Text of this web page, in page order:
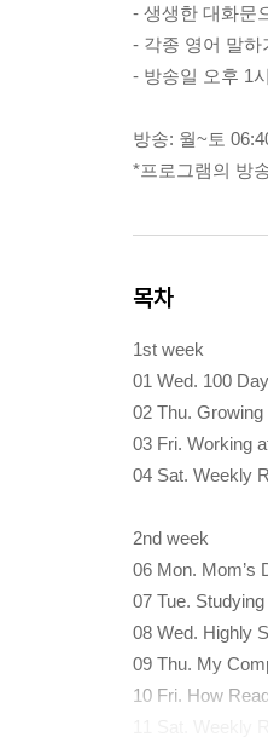
- 생생한 대화문
- 각종 영어 말하
- 방송일 오후 1
방송: 월~토
*프로그램의 방
목차
1st week
01 Wed. 100
02 Thu.
03 Fri. Working
04 Sat. Weekly
2nd week
06 Mon. Mom’s
07 Tue.
08 Wed. Highly
09 Thu. My
10 Fri. How